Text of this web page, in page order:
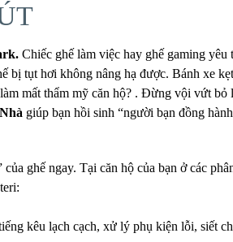
Chiếc ghế làm việc hay ghế gaming yêu
bị tụt hơi không nâng hạ được. Bánh xe
mất thẩm mỹ căn hộ? . Đừng vội vứt bỏ
giúp bạn hồi sinh “người bạn đồng
ghế ngay. Tại căn hộ của bạn ở các
kêu lạch cạch, xử lý phụ kiện lỗi, siết